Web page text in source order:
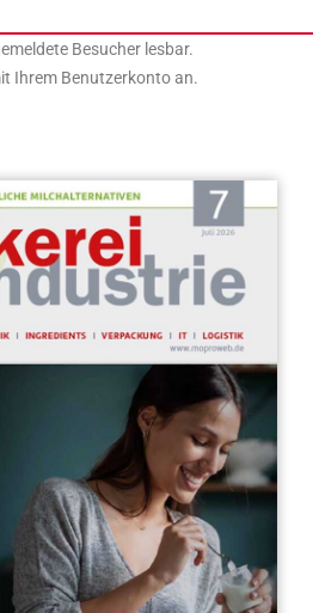
Besucher lesbar.
Ihrem Benutzerkonto an.